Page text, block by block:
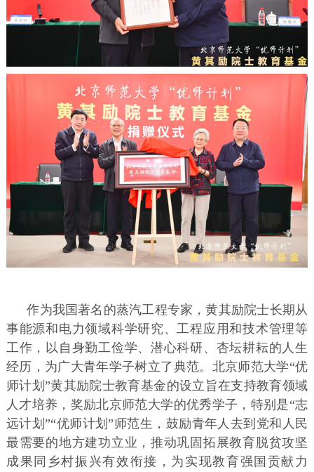
作为我国著名的蒸汽工程专家，黄其励院士长期从
事能源和电力领域科学研究、工程应用和技术管理等
工作，以自身勤工俭学、潜心科研、杏坛耕耘的人生
经历，为广大青年学子树立了典范。北京师范大学“优
师计划”黄其励院士教育基金的设立旨在支持教育领域
人才培养，奖励北京师范大学的优秀学子，特别是“志
远计划”“优师计划”师范生，鼓励青年人去到党和人民
最需要的地方建功立业，推动巩固拓展教育脱贫攻坚
成果同乡村振兴有效衔接，为实现教育强国贡献力